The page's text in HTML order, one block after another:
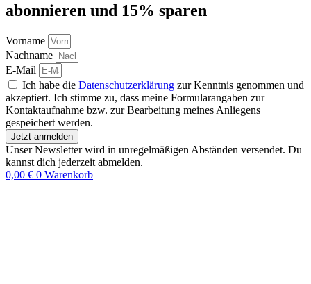
abon­nie­ren und 15% sparen
Vorname
Nachname
E-Mail
Ich habe die Datenschutzerklärung zur Kenntnis genommen und
akzeptiert. Ich stimme zu, dass meine Formularangaben zur
Kontaktaufnahme bzw. zur Bearbeitung meines Anliegens
gespeichert werden.
Jetzt anmelden
Unser Newsletter wird in unregelmäßigen Abständen versendet. Du
kannst dich jederzeit abmelden.
0,00 € 0 Warenkorb